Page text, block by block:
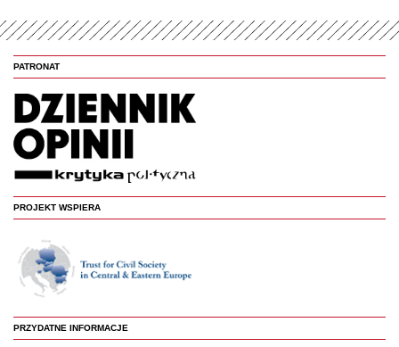
PATRONAT
PROJEKT WSPIERA
PRZYDATNE INFORMACJE